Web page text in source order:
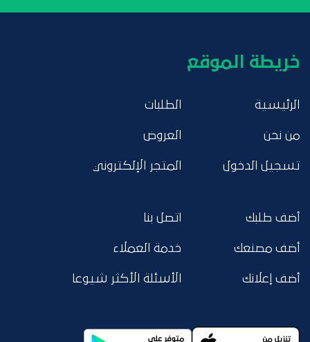
خريطة الموقع
الرئيسية
من نحن
تسجيل الدخول
الطلبات
العروض
المتجر الإلكتروني
أضف طلبك
أضف مصنعك
أضف إعلانك
اتصل بنا
خدمة العملاء
الأسئلة الأكثر شيوعا